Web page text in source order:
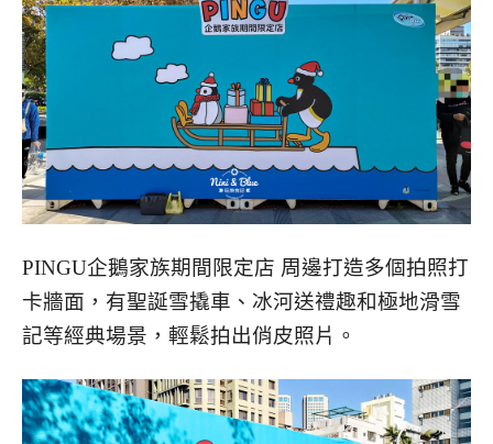
PINGU企鵝家族期間限定店 周邊打造多個拍照打
卡牆面，有聖誕雪撬車、冰河送禮趣和極地滑雪
記等經典場景，輕鬆拍出俏皮照片。